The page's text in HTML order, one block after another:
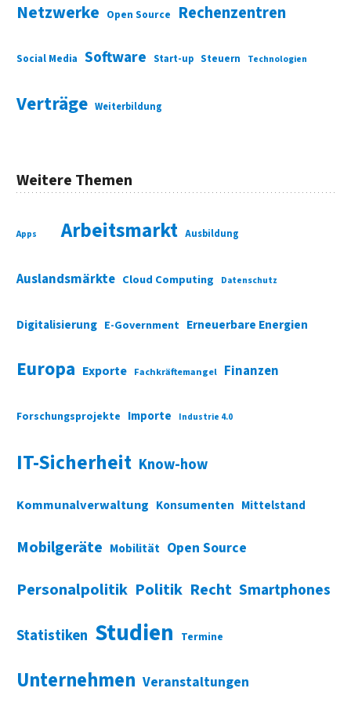
Netzwerke Open Source Rechenzentren
Social Media Software Start-up Steuern Technologien
Verträge Weiterbildung
Weitere Themen
Apps Arbeitsmarkt Ausbildung
Auslandsmärkte Cloud Computing Datenschutz
Digitalisierung E-Government Erneuerbare Energien
Europa Exporte Fachkräftemangel Finanzen
Forschungsprojekte Importe Industrie 4.0
IT-Sicherheit Know-how
Kommunalverwaltung Konsumenten Mittelstand
Mobilgeräte Mobilität Open Source
Personalpolitik Politik Recht Smartphones
Statistiken Studien Termine
Unternehmen Veranstaltungen